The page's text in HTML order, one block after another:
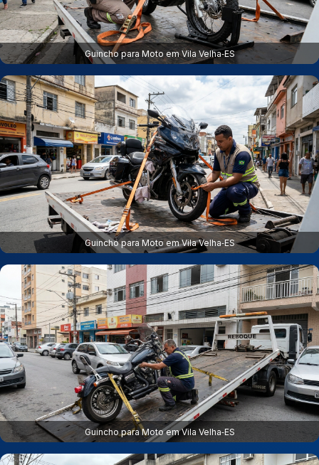
Guincho para Moto em Vila Velha‑ES
Guincho para Moto em Vila Velha‑ES
Guincho para Moto em Vila Velha‑ES